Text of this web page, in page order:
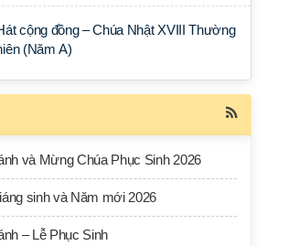
cộng đồng – Chúa Nhật XVIII Thường
(Năm A)
và Mừng Chúa Phục Sinh 2026
sinh và Năm mới 2026
– Lễ Phục Sinh